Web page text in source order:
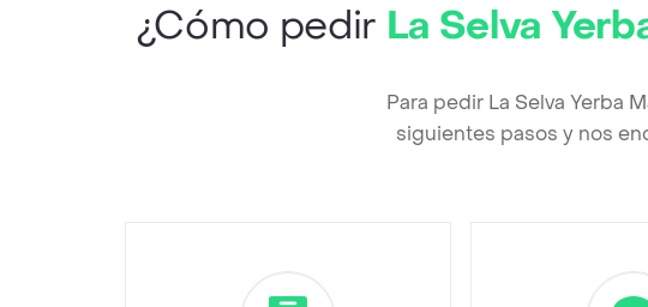
¿Cómo pedir La Selva
Para pedir La Selva Yerba
siguientes pasos y nos